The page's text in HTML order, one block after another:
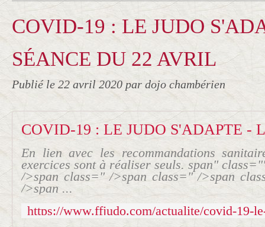
COVID-19 : LE JUDO
SÉANCE DU 22 AVRIL
Publié le 22 avril 2020 par dojo chambérien
En lien avec les recommandations
exercices sont à réaliser seuls. span"
/>span class=" />span class=" />span
/>span ...